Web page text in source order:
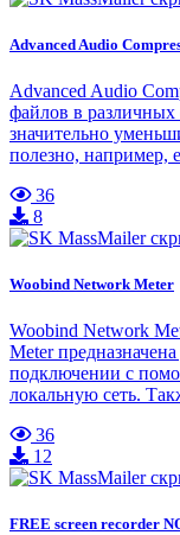
Advanced Audio
Advanced Audio
файлов в
значительно
полезно, например,
36
8
Woobind Network Meter
Woobind Network
Meter
подключении с
локальную сеть.
36
12
FREE screen recorder